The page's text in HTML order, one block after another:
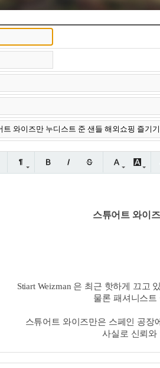
스튜어트 와이
Stiart Weizman 은 최근 핫하게 끄고
물론 패셔니스트
스튜어트 와이즈만은 스페인 공장
사실로 신뢰와